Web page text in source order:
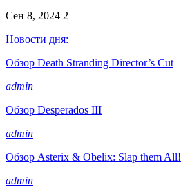
Сен 8, 2024 2
Новости дня:
Обзор Death Stranding Director’s Cut
admin
Обзор Desperados III
admin
Обзор Asterix & Obelix: Slap them All!
admin